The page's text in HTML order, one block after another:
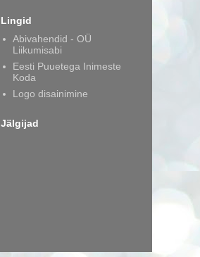
Lingid
Abivahendid - OÜ
Liikumisabi
Eesti Puuetega Inimeste
Koda
Logo disainimine
Jälgijad